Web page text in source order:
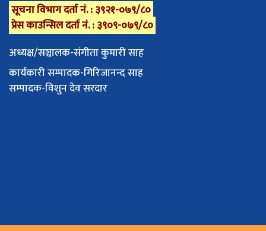
सूचना विभाग दर्ता नं. : ३९२१-०७९/८०
प्रेस काउन्सिल दर्ता नं. : ३९०९-०७९/८०
अध्यक्ष/सञ्चालक-संगीता कुमारी साह
कार्यकारी सम्पादक-गिरिजानन्द साह
सम्पादक-विशुन देव सरदार